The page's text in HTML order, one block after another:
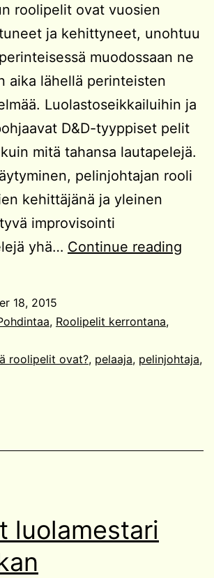
roolipelit ovat vuosien
ja kehittyneet, unohtuu
muodossaan ne
aika lähellä perinteisten
Luolastoseikkailuihin ja
D&D-tyyppiset pelit
mitä tahansa lautapelejä.
pelinjohtajan rooli
kehittäjänä ja yleinen
improvisointi
yhä… Continue reading
18, 2015
, Roolipelit kerrontana,
roolipelit ovat?, pelaaja, pelinjohtaja,
luolamestari